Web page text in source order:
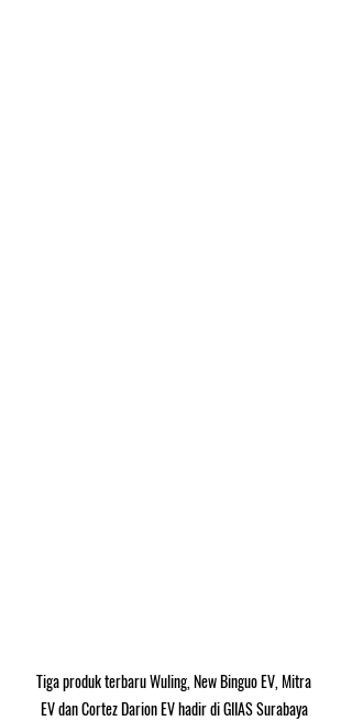
Tiga produk terbaru Wuling, New Binguo EV, Mitra
EV dan Cortez Darion EV hadir di GIIAS Surabaya